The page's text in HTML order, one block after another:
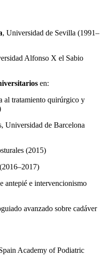
, Universidad de Sevilla (1991–
Alfonso X el Sabio
en:
al tratamiento quirúrgico y
Universidad de Barcelona
(2015)
antepié e intervencionismo
avanzado sobre cadáver
Academy of Podiatric